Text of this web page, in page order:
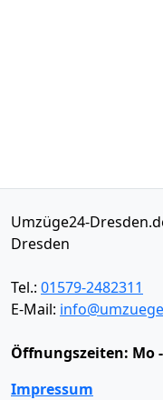
Umzüge24-
Dresden
Tel.: 01579-2482311
E-Mail:
Öffnungszeiten: Mo
Impressum